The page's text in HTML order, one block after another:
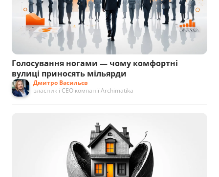
Голосування ногами — чому комфортні
вулиці приносять мільярди
Дмитро Васильєв
власник і СЕО компанії Archimatika